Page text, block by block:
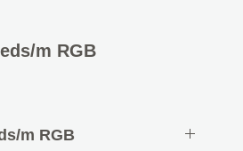
m RGB
m RGB